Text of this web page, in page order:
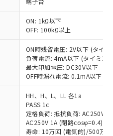
ON: 1kΩ以下
OFF: 100kΩ以上
ON時残留電圧: 2V以下 (タイ
負荷電流: 4mA以下 (タイミン
最大印加電圧: DC30V以下
OFF時漏れ電流: 0.1mA以下 (
HH、H、L、LL 各1a
PASS 1c
定格負荷: 抵抗負荷: AC250V
AC250V 1A (閉路cosφ=0.4)/
寿命: 10万回 (電気的)/500万
ただき、同意のうえ
社制御機器事業取扱
況および標準価格
ていただくもので
取扱商品の中には、
外となる商品もある
さい。
準価格照会結果は、
指令（10物質）の
で、対応品を出す予
指令（10物質）の
査中または確認中の
料など無形物で、有
い商品です。
非含有部品として
判明した場合などや
があります。
含有率が中国RoHSの
有率が中国RoHSの
とを示します。
当社販売部門へお問
社製品のうち、外国
易法に定める商品